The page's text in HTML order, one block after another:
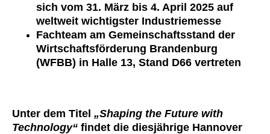
sich vom 31. März bis 4. April 2025 auf
weltweit wichtigster Industriemesse
Fachteam am Gemeinschaftsstand der
Wirtschaftsförderung Brandenburg
(WFBB) in Halle 13, Stand D66 vertreten
Unter dem Titel „Shaping the Future with
Technology“ findet die diesjährige Hannover